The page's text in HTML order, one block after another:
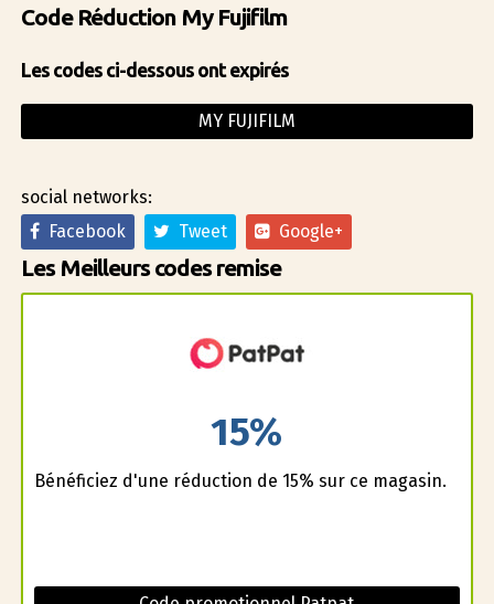
Code Réduction My Fujifilm
Les codes ci-dessous ont expirés
MY FUJIFILM
social networks:
Facebook
Tweet Google+
Les Meilleurs codes remise
15%
Bénéficiez d'une réduction de 15% sur ce magasin.